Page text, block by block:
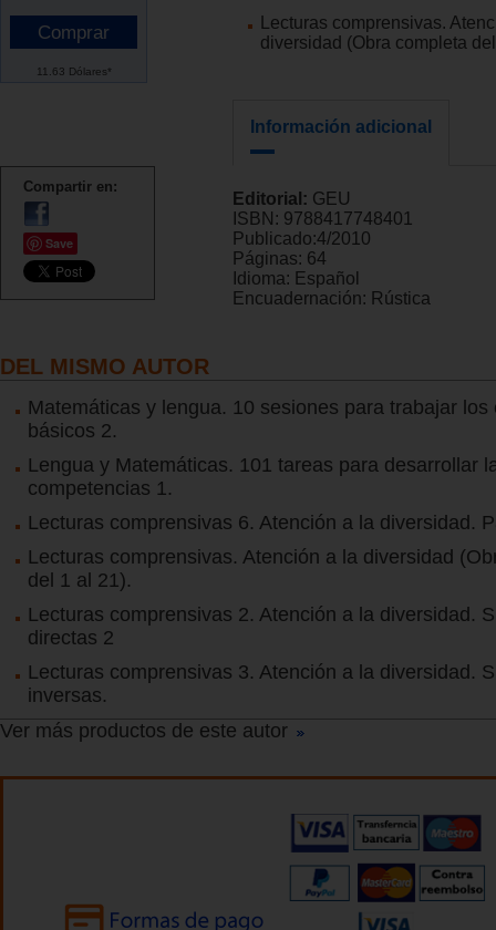
11.63 Dólares*
Compartir en:
Save
Lecturas comprensivas.
diversidad (Obra completa
Información adicional
Editorial: GEU
ISBN: 9788417748401
Publicado:4/2010
Páginas: 64
Idioma: Español
Encuadernación: Rústica
DEL MISMO AUTOR
Matemáticas y lengua. 10 sesiones para trabajar los
básicos 2.
Lengua y Matemáticas. 101 tareas para desarrollar
competencias 1.
Lecturas comprensivas 6. Atención a la diversidad.
Lecturas comprensivas. Atención a la diversidad
del 1 al 21).
Lecturas comprensivas 2. Atención a la diversidad.
directas 2
Lecturas comprensivas 3. Atención a la diversidad.
inversas.
Ver más productos de este autor